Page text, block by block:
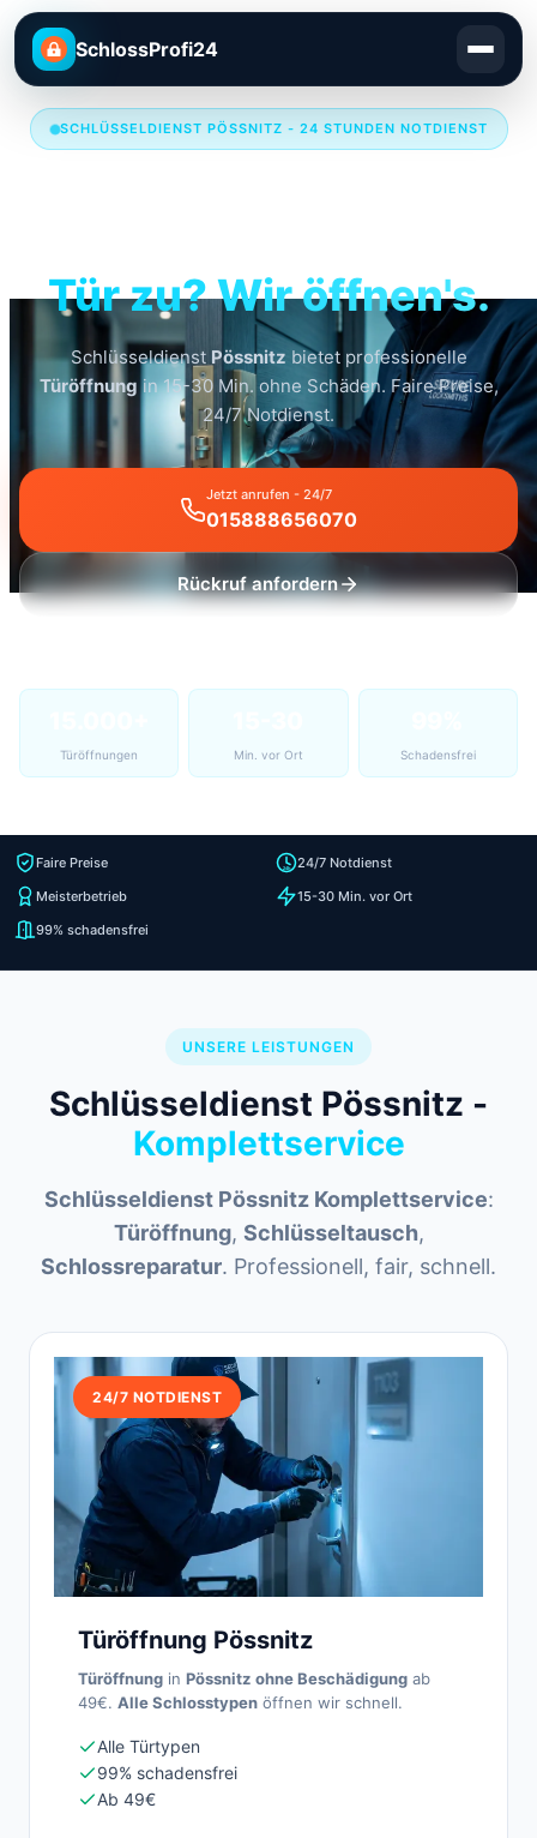
SchlossProfi24
SCHLÜSSELDIENST PÖSSNITZ - 24 STUNDEN NOTDIENST
Tür zu? Wir öffnen's.
Schlüsseldienst Pössnitz bietet professionelle
Türöffnung in 15-30 Min. ohne Schäden. Faire Preise,
24/7 Notdienst.
Jetzt anrufen - 24/7
015888656070
Rückruf anfordern
Türöffnungen Min. vor Ort Schadensfrei
Faire Preise
24/7 Notdienst
Meisterbetrieb
15-30 Min. vor Ort
99% schadensfrei
UNSERE LEISTUNGEN
Schlüsseldienst Pössnitz -
Komplettservice
Schlüsseldienst Pössnitz Komplettservice:
Türöffnung, Schlüsseltausch,
Schlossreparatur. Professionell, fair, schnell.
24/7 NOTDIENST
Türöffnung Pössnitz
Türöffnung in Pössnitz ohne Beschädigung ab
49€. Alle Schlosstypen öffnen wir schnell.
Alle Türtypen
99% schadensfrei
Ab 49€